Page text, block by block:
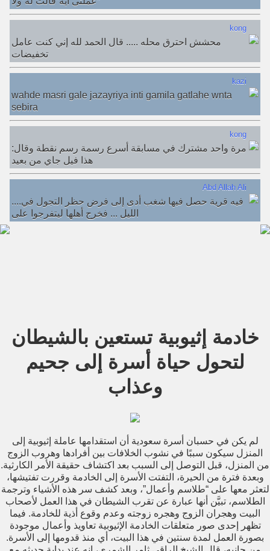
kong
محشش احترق محله ..... قال الحمد لله إني كنت عامل
تخفيضات
kazi
wahde masri gale jazayriya inti gamila gatlahe wnta
sebira
kong
مرة واحد مشترك في مسابقة أسرع رسمة رسم نقطة وقال:
هذا فيل جاي من بعيد
Abd Allah Ali
....فيه قرية حصل فيها شغب أدى إلى فرض حظر التجول في
الليل ... فخرج أهلها ليتفرجوا على
خادمة إثيوبية تستعين بالشيطان
لتحول حياة أسرة إلى جحيم
وعذاب
لم يكن في حسبان أسرة سعودية أن استقدامها عاملة إثيوبية إلى
المنزل سيكون سببًا في نشوب الخلافات بين أفرادها وهروب الزوج
من المنزل، قبل التوصل إلى السبب بعد اكتشاف حقيقة الأمر الكارثية.
وبعدة فترة من الحيرة، التفتت الأسرة إلى الخادمة وقررت تفتيشها،
لتعثر معها على “طلاسم وأعمال”، وبعد كشف سر هذه الأشياء وترجمة
الطلاسم، تبيَّن أنها عبارة عن تقرب الشيطان في هذا العمل لأصحاب
البيت وهجران الزوج وهجره زوجته وعدم وقوع أذية للخادمة. فيما
تظهر إحدى صور متعلقات الخادمة الإثيوبية تعاويذ وأعمال موجودة
بصورة العمل لمدة سنتين في هذا البيت، أي منذ قدومها إلى الأسرة.